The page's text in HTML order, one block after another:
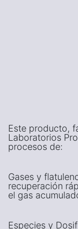
Este producto,
Laboratorios
procesos de:
Gases y
recuperación
el gas
Especies y